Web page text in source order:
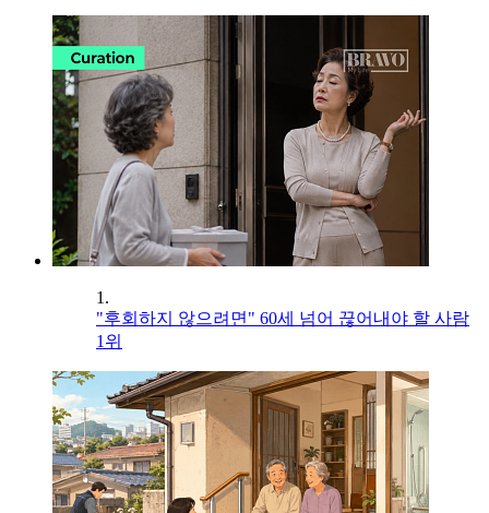
1.
"후회하지 않으려면" 60세 넘어 끊어내야 할 사람
1위